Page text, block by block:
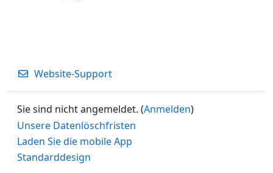
Website-Support
Sie sind nicht angemeldet. (Anmelden)
Unsere Datenlöschfristen
Laden Sie die mobile App
Standarddesign